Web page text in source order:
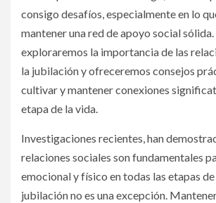
consigo desafíos, especialmente en lo
mantener una red de apoyo social
exploraremos la importancia de las
la jubilación y ofreceremos consejos
cultivar y mantener conexiones
etapa de la vida.
Investigaciones recientes, han
relaciones sociales son fundamentales
emocional y físico en todas las etapas de
jubilación no es una excepción.